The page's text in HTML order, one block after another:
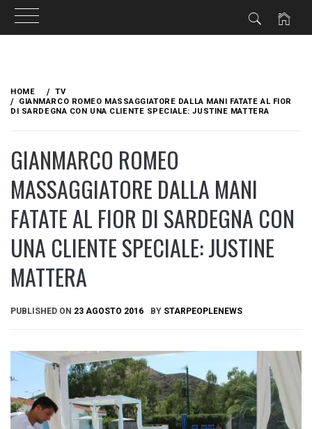
content
HOME
TV
GIANMARCO ROMEO MASSAGGIATORE DALLA MANI FATATE AL FIOR
DI SARDEGNA CON UNA CLIENTE SPECIALE: JUSTINE MATTERA
GIANMARCO ROMEO
MASSAGGIATORE DALLA MANI
FATATE AL FIOR DI SARDEGNA CON
UNA CLIENTE SPECIALE: JUSTINE
MATTERA
PUBLISHED ON 23 AGOSTO 2016 BY STARPEOPLENEWS